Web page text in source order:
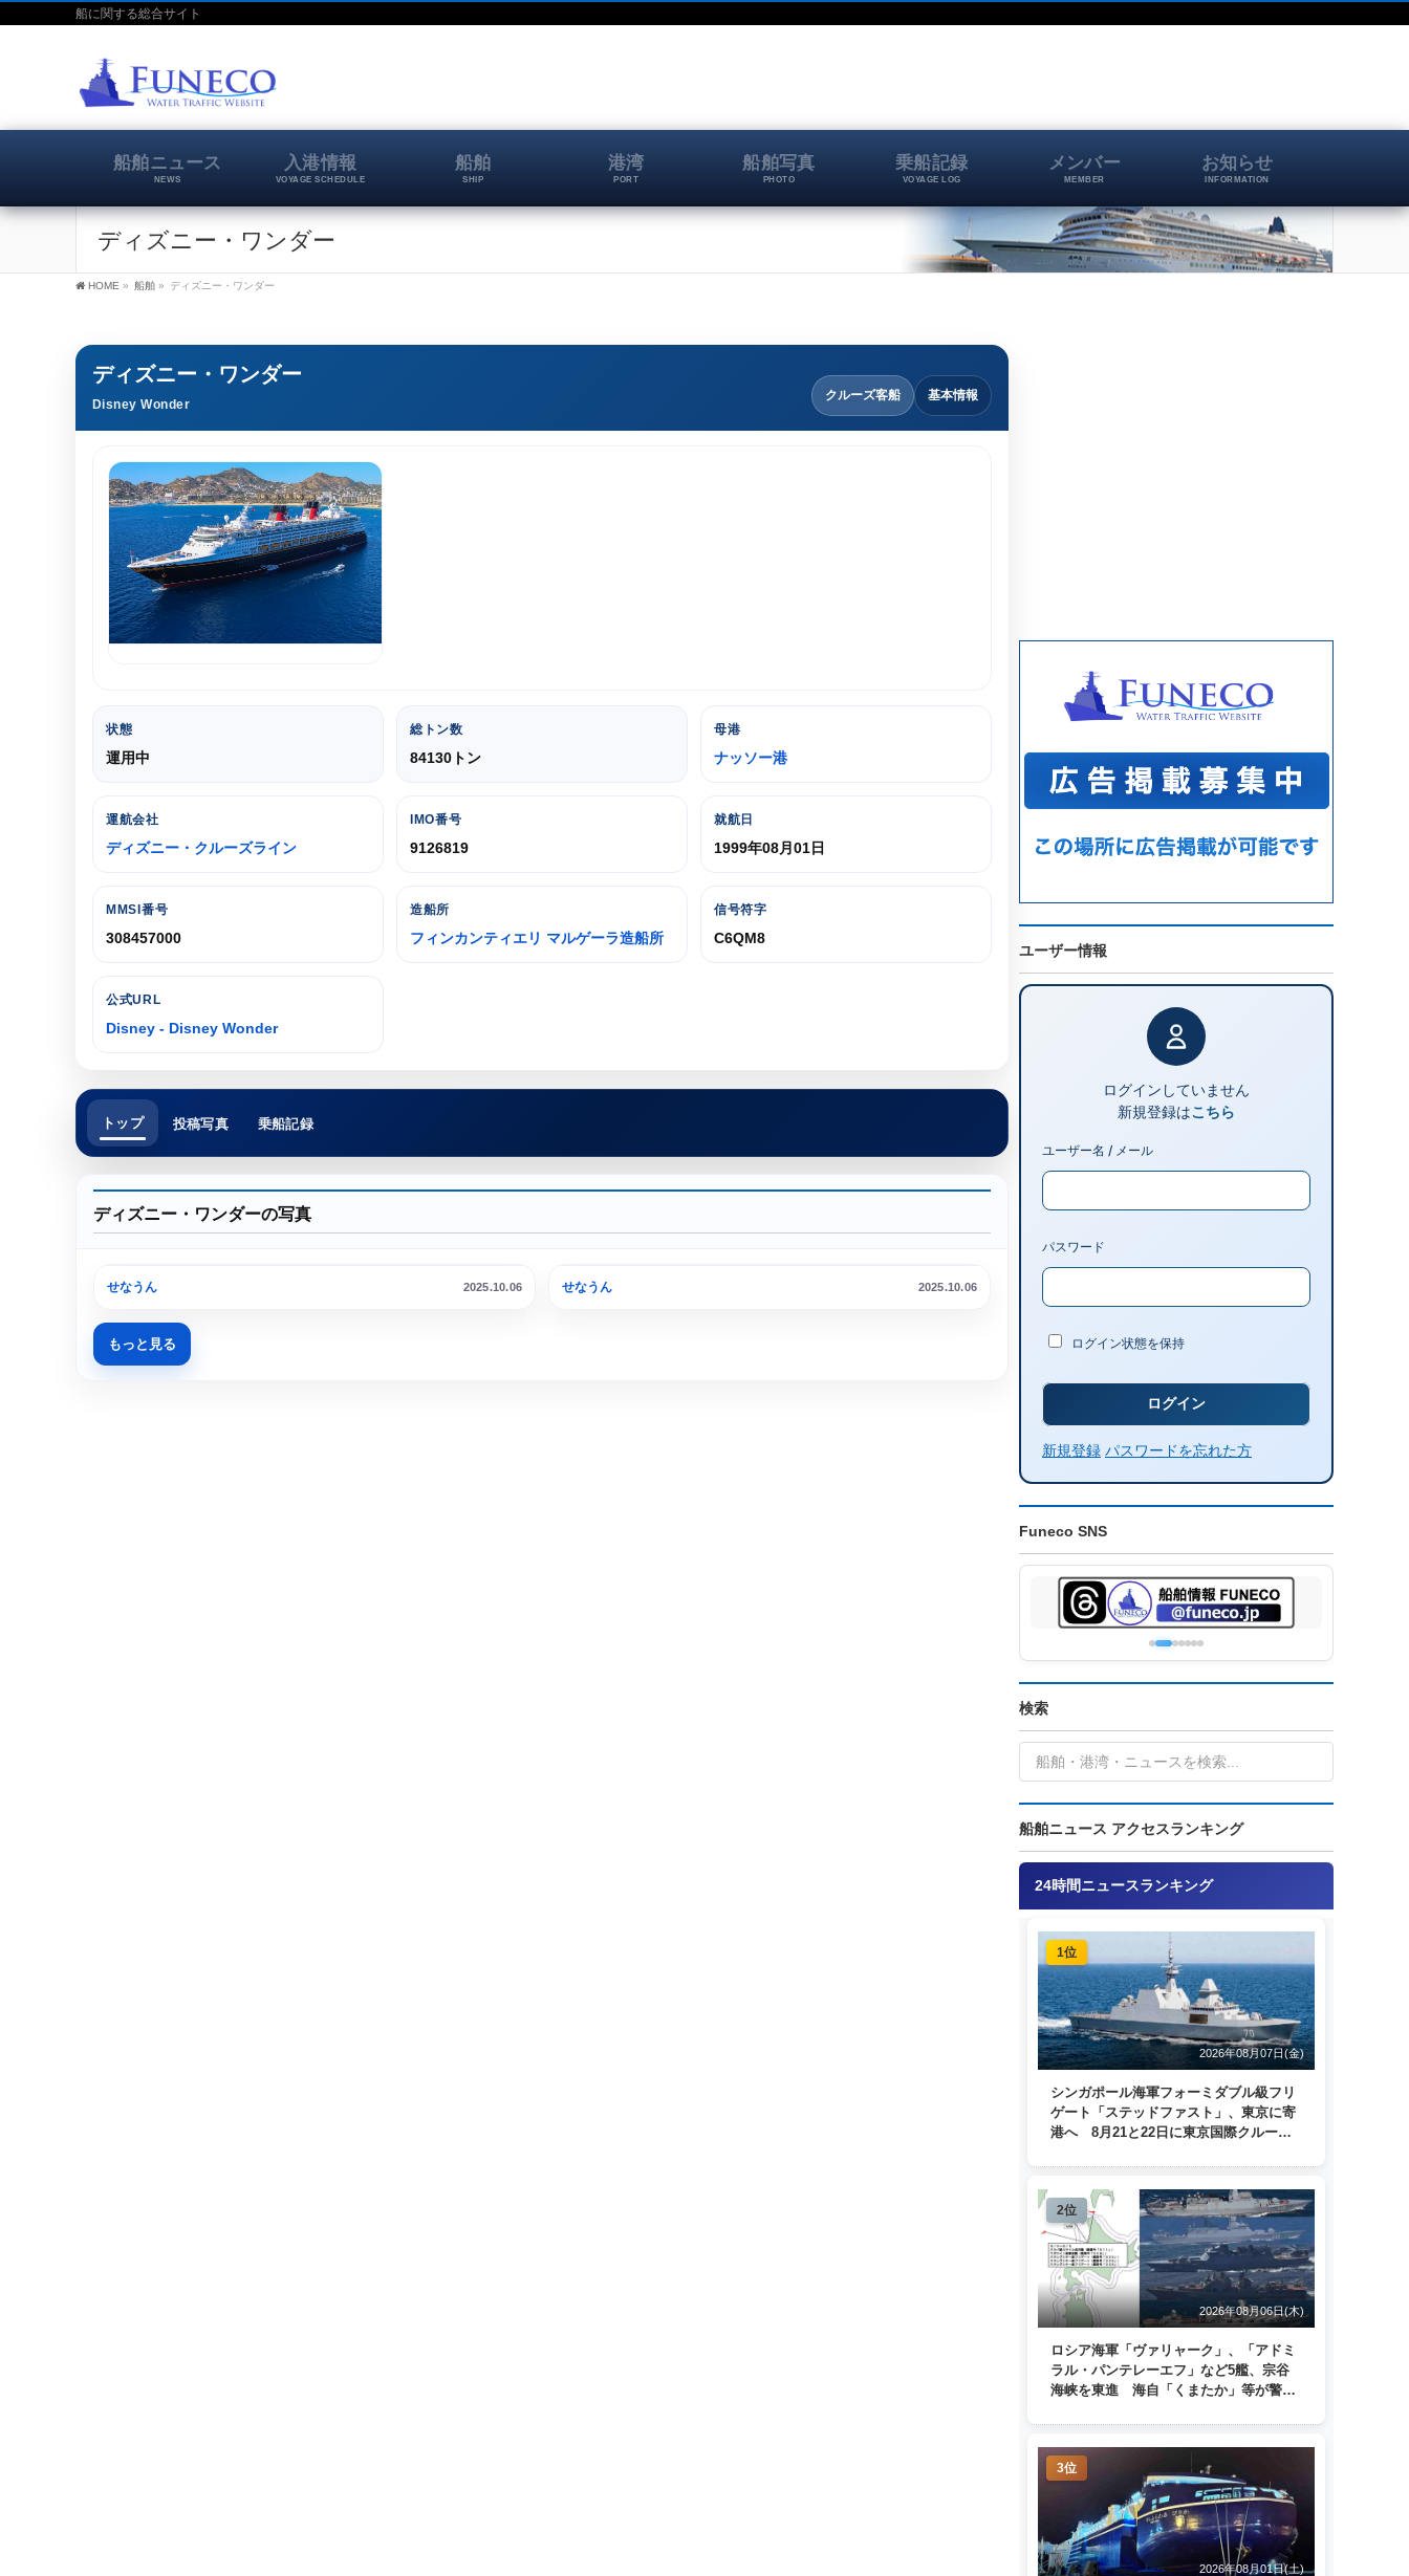
船に関する総合サイト
船舶ニュース
NEWS
入港情報
VOYAGE SCHEDULE
船舶
SHIP
港湾
PORT
船舶写真
PHOTO
乗船記録
VOYAGE LOG
メンバー
MEMBER
お知らせ
INFORMATION
ディズニー・ワンダー
HOME » 船舶 » ディズニー・ワンダー
ディズニー・ワンダー
Disney Wonder
クルーズ客船 基本情報
状態
運用中
総トン数
84130トン
母港
ナッソー港
運航会社
ディズニー・クルーズライン
IMO番号
9126819
就航日
1999年08月01日
MMSI番号
308457000
造船所
フィンカンティエリ マルゲーラ造船所
信号符字
C6QM8
公式URL
Disney - Disney Wonder
トップ 投稿写真 乗船記録
ディズニー・ワンダーの写真
せなうん 2025.10.06 せなうん 2025.10.06
もっと見る
ユーザー情報
ログインしていません
新規登録はこちら
ユーザー名 / メール
パスワード
ログイン状態を保持
新規登録 パスワードを忘れた方
Funeco SNS
検索
船舶ニュース アクセスランキング
24時間ニュースランキング
1位
2026年08月07日(金)
シンガポール海軍フォーミダブル級フリ
ゲート「ステッドファスト」、東京に寄
港へ 8月21と22日に東京国際クルーズ
2位
2026年08月06日(木)
ロシア海軍「ヴァリャーク」、「アドミ
ラル・パンテレーエフ」など5艦、宗谷
海峡を東進 海自「くまたか」等が警戒
3位
2026年08月01日(土)